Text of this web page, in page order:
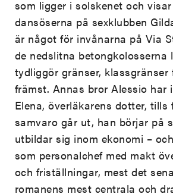
som ligger i solskenet och
dansöserna på sexklubben
är något för invånarna på Via
de nedslitna betongkolosserna
tydliggör gränser, klassgränser
främst. Annas bror Alessio har
Elena, överläkarens dotter, tills
samvaro går ut, han börjar på
utbildar sig inom ekonomi –
som personalchef med makt
och friställningar, mest det
romanens mest centrala och